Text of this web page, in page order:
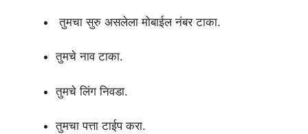
तुमचा सुरु असलेला मोबाईल नंबर टाका.
तुमचे नाव टाका.
तुमचे लिंग निवडा.
तुमचा पत्ता टाईप करा.